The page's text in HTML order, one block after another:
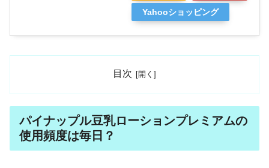
Yahooショッピング
目次
パイナップル豆乳ローションプレミアムの
使用頻度は毎日？